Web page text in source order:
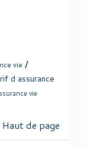
vie /
d assurance
vie
Haut de page